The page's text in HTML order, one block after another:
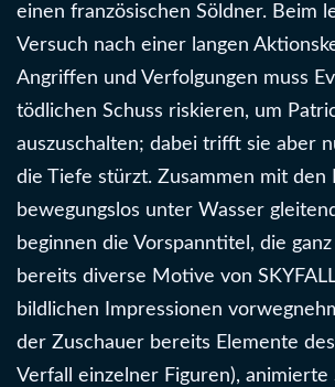
einen französischen Söldner. Beim
Versuch nach einer langen
Angriffen und Verfolgungen muss
tödlichen Schuss riskieren, um
auszuschalten; dabei trifft sie aber
die Tiefe stürzt. Zusammen mit den
bewegungslos unter Wasser
beginnen die Vorspanntitel, die ganz
bereits diverse Motive von
bildlichen Impressionen
der Zuschauer bereits Elemente des
Verfall einzelner Figuren), animierte